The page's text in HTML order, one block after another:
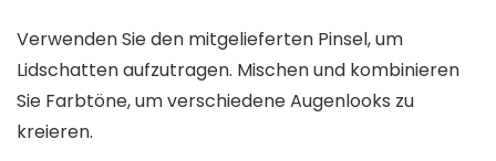
Verwenden Sie den mitgelieferten Pinsel, um
Lidschatten aufzutragen. Mischen und kombinieren
Sie Farbtöne, um verschiedene Augenlooks zu
kreieren.